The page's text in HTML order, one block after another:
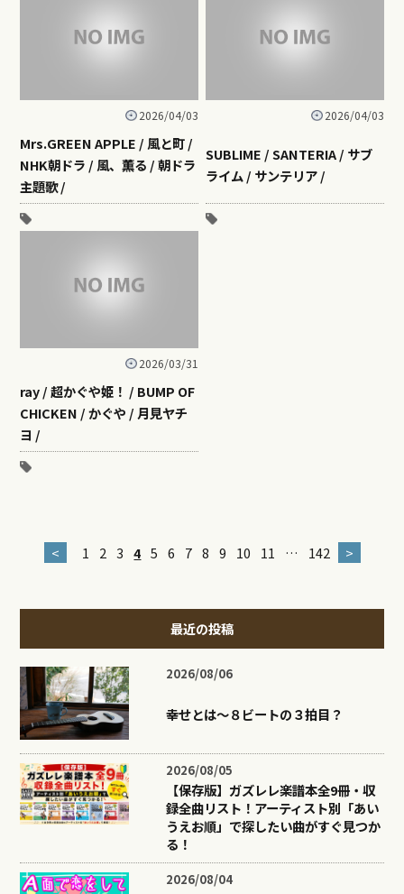
2026/04/03
Mrs.GREEN APPLE / 風と町 /
NHK朝ドラ / 風、薫る / 朝ドラ
主題歌 /
2026/04/03
SUBLIME / SANTERIA / サブ
ライム / サンテリア /
2026/03/31
ray / 超かぐや姫！ / BUMP OF
CHICKEN / かぐや / 月見ヤチ
ヨ /
< 1 2 3 4 5 6 7 8 9 10 11 … 142 >
最近の投稿
2026/08/06
幸せとは〜８ビートの３拍目？
2026/08/05
【保存版】ガズレレ楽譜本全9冊・収
録全曲リスト！アーティスト別「あい
うえお順」で探したい曲がすぐ見つか
る！
2026/08/04